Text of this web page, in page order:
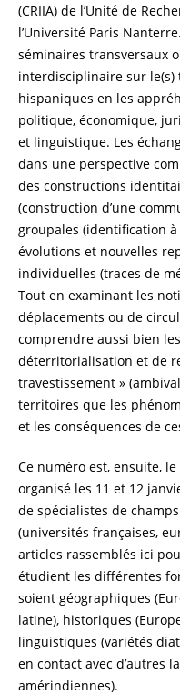
(CRIIA) de l’Unité de
l’Université Paris
séminaires transversaux
interdisciplinaire sur le(s)
hispaniques en les
politique, économique,
et linguistique. Les
dans une perspective
des constructions
(construction d’une
groupales (identification
évolutions et nouvelles
individuelles (traces de
Tout en examinant les
déplacements ou de
comprendre aussi bien
déterritorialisation et de
travestissement »
territoires que les
et les conséquences de
Ce numéro est, ensuite,
organisé les 11 et 12
de spécialistes de
(universités françaises,
articles rassemblés ici
étudient les différentes
soient géographiques
latine), historiques
linguistiques (variétés
en contact avec d’autres
amérindiennes).